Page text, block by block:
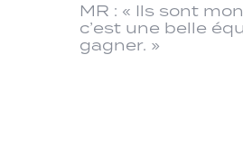
MR : « Ils sont
c’est une belle
gagner. »